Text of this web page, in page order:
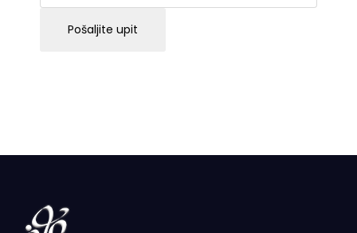
Pošaljite upit